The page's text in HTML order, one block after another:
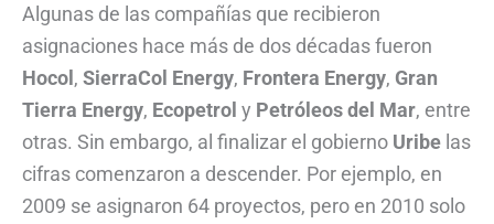
Algunas de las compañías que recibieron
asignaciones hace más de dos décadas fueron
Hocol, SierraCol Energy, Frontera Energy, Gran
Tierra Energy, Ecopetrol y Petróleos del Mar, entre
otras. Sin embargo, al finalizar el gobierno Uribe las
cifras comenzaron a descender. Por ejemplo, en
2009 se asignaron 64 proyectos, pero en 2010 solo